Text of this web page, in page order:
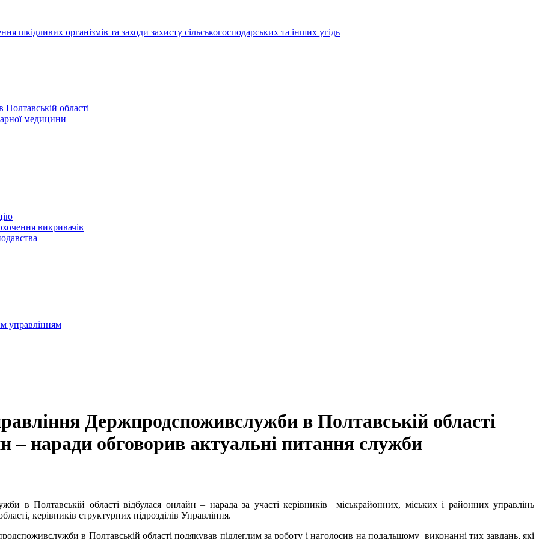
шкідливих організмів та заходи захисту сільськогосподарських та інших угідь
області
медицини
викривачів
управлінням
Держпродспоживслужби в Полтавській області
– наради обговорив актуальні питання служби
в Полтавській області відбулася онлайн – нарада за участі керівників міськрайонних, міських і районних управлінь
керівників структурних підрозділів Управління.
в Полтавській області подякував підлеглим за роботу і наголосив на подальшому виконанні тих завдань, які